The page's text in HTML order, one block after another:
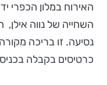
האירוח במלון הכפרי
נסיעה. זו בריכה
כרטיסים בקבלה